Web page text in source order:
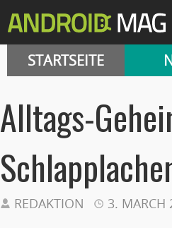
STARTSEITE
Alltags-
REDAKTION 3. MARCH